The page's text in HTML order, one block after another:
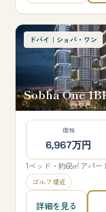
ドバイ｜ショバ・ワン
Sobha One
価格
6,967万円
1ベッド・約68㎡アパー
ゴルフ場近
詳細を見る